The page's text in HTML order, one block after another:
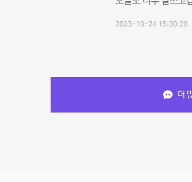
2023-10-24 15:30:28
더